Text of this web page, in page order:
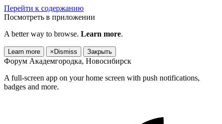
Перейти к содержанию
Посмотреть в приложении
A better way to browse. Learn more.
Learn more × Dismiss Закрыть
Форум Академгородка, Новосибирск
A full-screen app on your home screen with push notifications,
badges and more.